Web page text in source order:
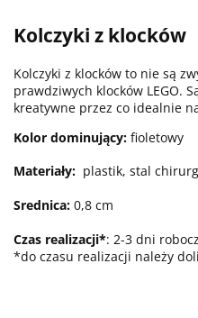
Kolczyki z klocków
Kolczyki z klocków to nie są
prawdziwych klocków LEGO.
kreatywne przez co idealnie
Kolor dominujący: fioletowy
Materiały: plastik, stal
Srednica: 0,8 cm
Czas realizacji*: 2-3 dni
*do czasu realizacji należy